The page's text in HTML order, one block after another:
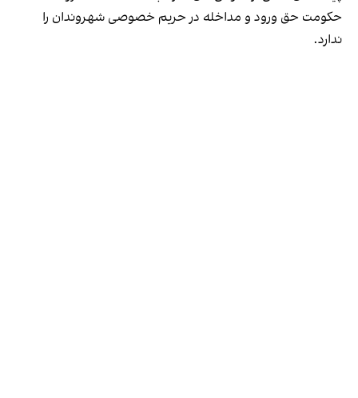
حکومت حق ورود و مداخله در حریم خصوصی شهروندان را
ندارد.